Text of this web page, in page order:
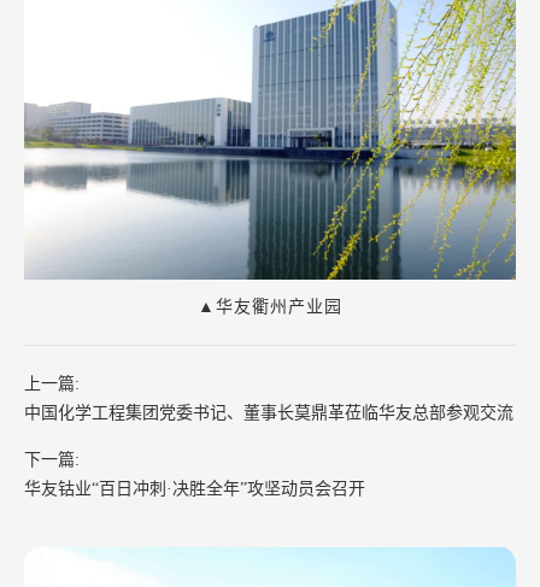
▲华友衢州产业园
上一篇:
中国化学工程集团党委书记、董事长莫鼎革莅临华友总部参观交流
下一篇:
华友钴业“百日冲刺·决胜全年”攻坚动员会召开